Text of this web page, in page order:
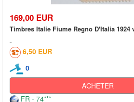
169,00 EUR
Timbres Italie Fiume Regno D'Italia 1924
6,50 EUR
0
ACHETER
FR - 74***